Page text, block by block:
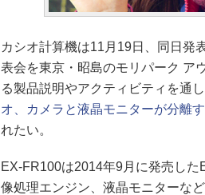
カシオ計算機は11月19日、同日発
表会を東京・昭島のモリパーク ア
る製品説明やアクティビティを通
オ、カメラと液晶モニターが分離
れたい。
EX-FR100は2014年9月に発売し
像処理エンジン、液晶モニターな